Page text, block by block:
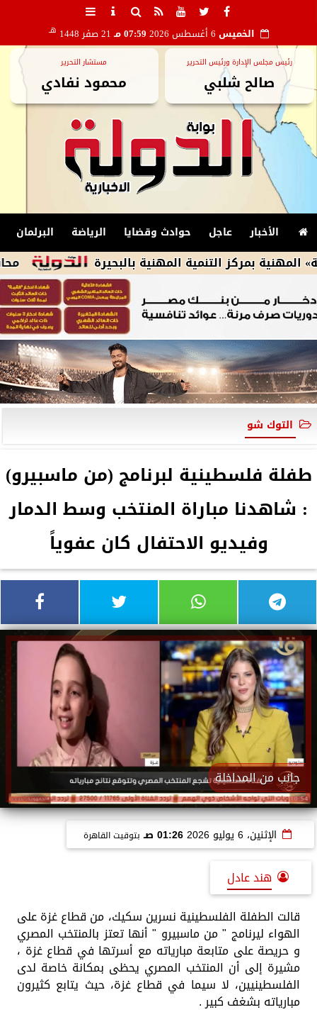
الخميس 07:59 مـ 21 صفر 1448 هـ
رئيس مجلس الإدارة ورئيس التحرير
صالح شلبي
مستشار التحرير
محمود نفادي
الأخبار عاجل حوادث وقضايا الرياضة البرلمان
محافظ التنمية المهنية بالبحيرة
التوك شو
طفلة فلسطينية لبرنامج (من ماسبيرو)
: شاهدنا مباراة المنتخب وسط الدمار
وفيديو الاحتفال كان عفوياً
جانب من المداخلة
الإثنين، 6 يوليو 2026 01:26 صـ بتوقيت القاهرة
هند عادل
قالت الطفلة الفلسطينية نسرين سكيك، من قطاع غزة على
الهواء ليرنامج " من ماسبيرو " أنها تعتز بالمنتخب المصري
و حريصة على متابعة مبارياته مع أسرتها في قطاع غزة ،
مشيرة إلى أن المنتخب المصري يحظى بمكانة خاصة لدى
الفلسطينيين، لا سيما في قطاع غزة، حيث يتابع كثيرون
مبارياته بشغف كبير .